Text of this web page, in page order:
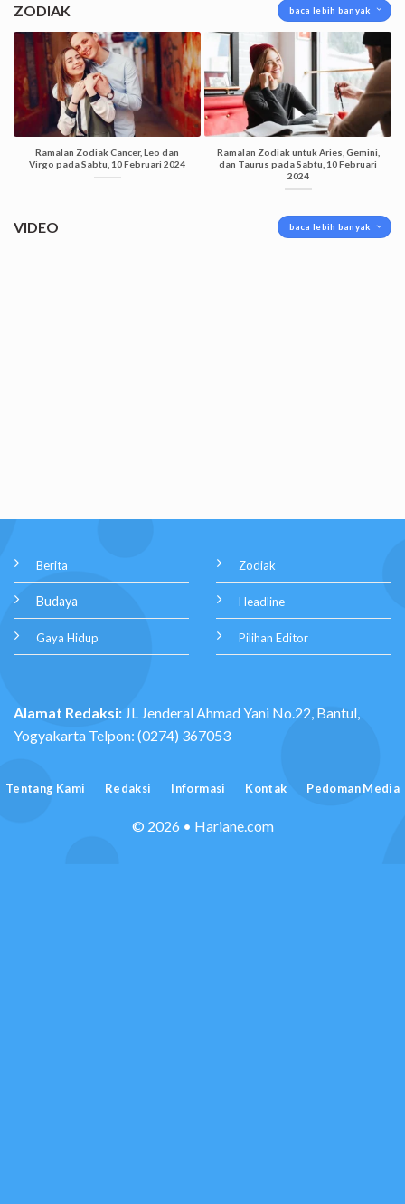
ZODIAK baca lebih banyak
Ramalan Zodiak Cancer, Leo dan
Virgo pada Sabtu, 10 Februari 2024
Ramalan Zodiak untuk Aries, Gemini,
dan Taurus pada Sabtu, 10 Februari
2024
VIDEO baca lebih banyak
Berita
Budaya
Gaya Hidup
Zodiak
Headline
Pilihan Editor
Alamat Redaksi: JL Jenderal Ahmad Yani No.22, Bantul,
Yogyakarta Telpon: (0274) 367053
Tentang Kami Redaksi Informasi Kontak Pedoman Media
© 2026 • Hariane.com